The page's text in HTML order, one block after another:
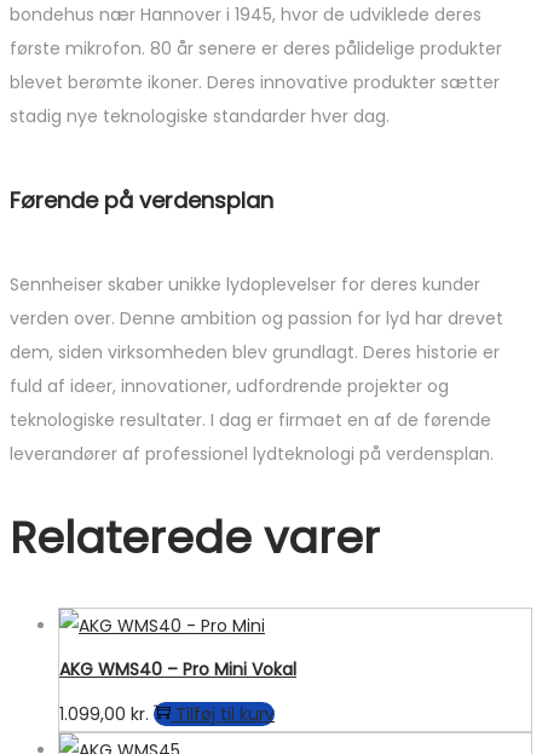
bondehus nær Hannover i 1945, hvor de udviklede deres
første mikrofon. 80 år senere er deres pålidelige produkter
blevet berømte ikoner. Deres innovative produkter sætter
stadig nye teknologiske standarder hver dag.
Førende på verdensplan
Sennheiser skaber unikke lydoplevelser for deres kunder
verden over. Denne ambition og passion for lyd har drevet
dem, siden virksomheden blev grundlagt. Deres historie er
fuld af ideer, innovationer, udfordrende projekter og
teknologiske resultater. I dag er firmaet en af ​​de førende
leverandører af professionel lydteknologi på verdensplan.
Relaterede varer
AKG WMS40 – Pro Mini Vokal
1.099,00 kr. Tilføj til kurv